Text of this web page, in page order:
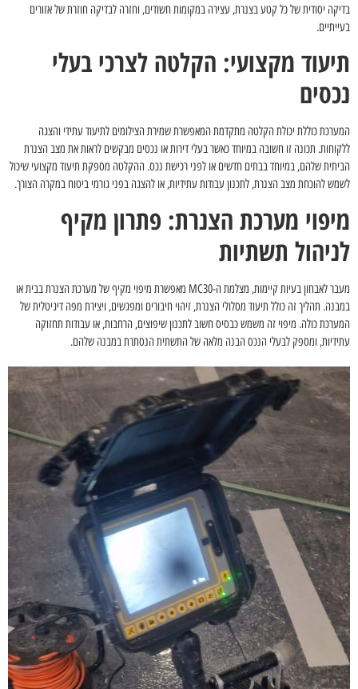
בדיקה יסודית של כל קטע בצנרת, עצירה במקומות חשודים, וחזרה לבדיקה חוזרת של אזורים
בעייתיים.
תיעוד מקצועי: הקלטה לצרכי בעלי
נכסים
המערכת כוללת יכולת הקלטה מתקדמת המאפשרת שמירת הצילומים לתיעוד עתידי והצגה
ללקוחות. תכונה זו חשובה במיוחד כאשר בעלי דירות או נכסים מבקשים לראות את מצב הצנרת
הביתית שלהם, במיוחד בבתים חדשים או לפני רכישת נכס. ההקלטה מספקת תיעוד מקצועי שיכול
לשמש להוכחת מצב הצנרת, לתכנון עבודות עתידיות, או להצגה בפני גורמי ביטוח במקרה הצורך.
מיפוי מערכת הצנרת: פתרון מקיף
לניהול תשתיות
מעבר לאבחון בעיות קיימות, מצלמת ה-MC30 מאפשרת מיפוי מקיף של מערכת הצנרת בבית או
במבנה. תהליך זה כולל תיעוד מסלולי הצנרת, זיהוי חיבורים ומפגשים, ויצירת מפה דיגיטלית של
המערכת כולה. מיפוי זה משמש כבסיס חשוב לתכנון שיפוצים, הרחבות, או עבודות תחזוקה
עתידיות, ומספק לבעלי הנכס הבנה מלאה של התשתית הנסתרת במבנה שלהם.